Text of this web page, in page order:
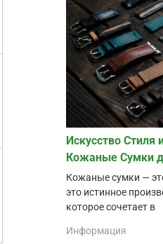
Искусство Стиля
Кожаные Сумки
Кожаные сумки —
это истинное
которое сочетает в
Информация